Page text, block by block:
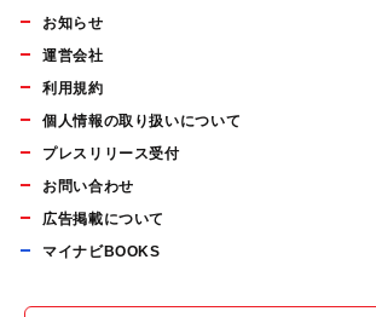
お知らせ
運営会社
利用規約
個人情報の取り扱いについて
プレスリリース受付
お問い合わせ
広告掲載について
マイナビBOOKS